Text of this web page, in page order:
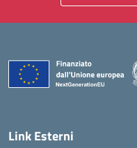
Link Esterni